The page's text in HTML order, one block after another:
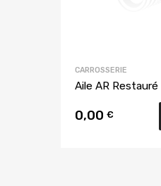
CARROSSERIE
Aile AR
0,00 €